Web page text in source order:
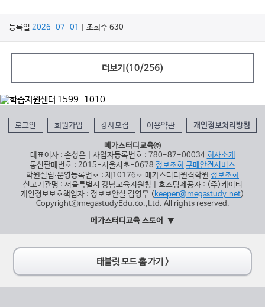
등록일 2026-07-01 | 조회수 630
더보기(10/256)
로그인 회원가입 강사모집 이용약관 개인정보처리방침
메가스터디교육㈜
대표이사 : 손성은 | 사업자등록번호 : 780-87-00034 회사소개
통신판매번호 : 2015-서울서초-0678 정보조회 구매안전서비스
학원설립∙운영등록번호 : 제10176호 메가스터디원격학원 정보조회
신고기관명 : 서울특별시 강남교육지원청 | 호스팅제공자 : (주)케이티
개인정보보호책임자 : 정보보안실 김영무 ( keeper@megastudy.net)
CopyrightⓒmegastudyEdu.co.,Ltd. All rights reserved.
메가스터디교육 스토어
태블릿 모드 홈 가기 >